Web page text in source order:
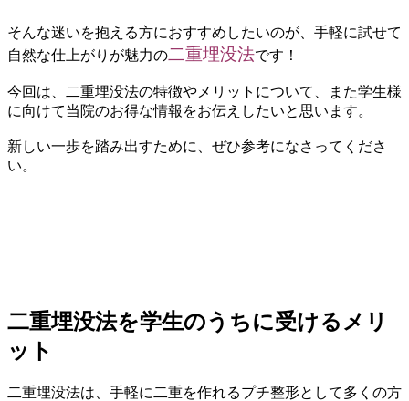
そんな迷いを抱える方におすすめしたいのが、手軽に試せて
自然な仕上がりが魅力の二重埋没法です！
今回は、二重埋没法の特徴やメリットについて、また学生様
に向けて当院のお得な情報をお伝えしたいと思います。
新しい一歩を踏み出すために、ぜひ参考になさってくださ
い。
二重埋没法を学生のうちに受けるメリ
ット
二重埋没法は、手軽に二重を作れるプチ整形として多くの方